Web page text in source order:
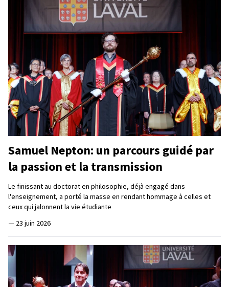
Samuel Nepton: un parcours guidé par
la passion et la transmission
Le finissant au doctorat en philosophie, déjà engagé dans
l'enseignement, a porté la masse en rendant hommage à celles et
ceux qui jalonnent la vie étudiante
— 23 juin 2026